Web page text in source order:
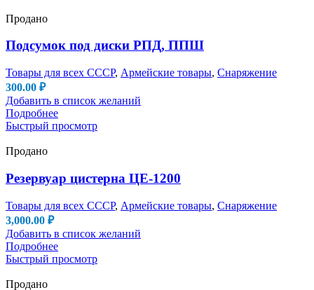
Продано
Подсумок под диски РПД, ППШ
Товары для всех СССР, Армейские товары, Снаряжение
300.00 ₽
Добавить в список желаний
Подробнее
Быстрый просмотр
Продано
Резервуар цистерна ЦЕ-1200
Товары для всех СССР, Армейские товары, Снаряжение
3,000.00 ₽
Добавить в список желаний
Подробнее
Быстрый просмотр
Продано